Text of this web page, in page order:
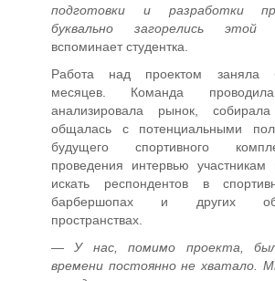
подготовки и разработки
буквально загорелись этой
вспоминает студентка.
Работа над проектом заняла
месяцев. Команда
анализировала рынок,
общалась с потенциальными
будущего спортивного
проведения интервью участникам
искать респондентов в
барбершопах и других
пространствах.
—У нас, помимо проекта,
времени постоянно не хватало.